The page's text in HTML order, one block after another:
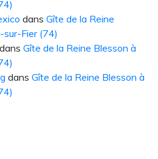
dans Gîte de la Reine
sur-Fier (74)
dans Gîte de la Reine Blesson à
dans Gîte de la Reine Blesson à